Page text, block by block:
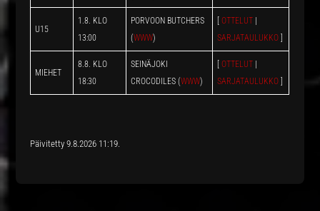
U15
1.8. KLO
13:00
PORVOON BUTCHERS
(WWW)
[OTTELUT
SARJATAULUKKO
MIEHET
8.8. KLO
18:30
SEINÄJOKI
CROCODILES (WWW)
[OTTELUT
SARJATAULUKKO
Päivitetty 9.8.2026 11:19.